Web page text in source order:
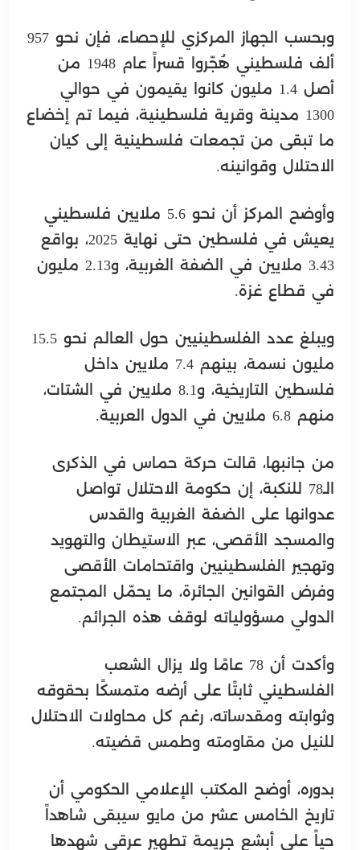
وبحسب الجهاز المركزي للإحصاء، فإن نحو 957
ألف فلسطيني هُجّروا قسراً عام 1948 من
أصل 1.4 مليون كانوا يقيمون في حوالي
1300 مدينة وقرية فلسطينية، فيما تم إخضاع
ما تبقى من تجمعات فلسطينية إلى كيان
الاحتلال وقوانينه.
وأوضح المركز أن نحو 5.6 ملايين فلسطيني
يعيش في فلسطين حتى نهاية 2025، بواقع
3.43 ملايين في الضفة الغربية، و2.13 مليون
في قطاع غزة.
ويبلغ عدد الفلسطينيين حول العالم نحو 15.5
مليون نسمة، بينهم 7.4 ملايين داخل
فلسطين التاريخية، و8.1 ملايين في الشتات،
منهم 6.8 ملايين في الدول العربية.
من جانبها، قالت حركة حماس في الذكرى
الـ78 للنكبة، إن حكومة الاحتلال تواصل
عدوانها على الضفة الغربية والقدس
والمسجد الأقصى، عبر الاستيطان والتهويد
وتهجير الفلسطينيين واقتحامات الأقصى
وفرض القوانين الجائرة، ما يحمّل المجتمع
الدولي مسؤولياته لوقف هذه الجرائم.
وأكدت أن 78 عامًا ولا يزال الشعب
الفلسطيني ثابتًا على أرضه متمسكًا بحقوقه
وثوابته ومقدساته، رغم كل محاولات الاحتلال
للنيل من مقاومته وطمس قضيته.
بدوره، أوضح المكتب الإعلامي الحكومي أن
تاريخ الخامس عشر من مايو سيبقى شاهداً
حياً على أبشع جريمة تطهير عرقي شهدها